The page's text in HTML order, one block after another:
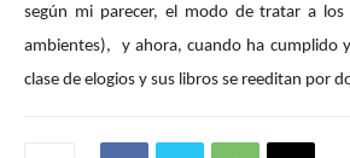
según mi parecer, el modo de tratar a
ambientes),
y ahora, cuando ha cumplido
clase de elogios y sus libros se reeditan por